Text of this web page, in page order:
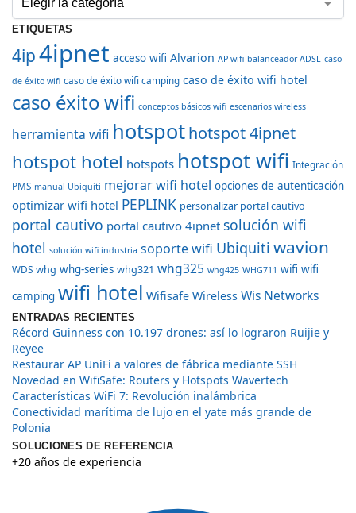
ETIQUETAS
4ip4ipnet acceso wifi Alvarion AP wifi balanceador ADSL caso
de éxito wifi caso de éxito wifi camping caso de éxito wifi hotel
caso éxito wifi conceptos básicos wifi escenarios wireless
herramienta wifi hotspothotspot 4ipnet
hotspot hotel hotspots hotspot wifi Integración
PMS manual Ubiquiti mejorar wifi hotel opciones de autenticación
optimizar wifi hotel PEPLINK personalizar portal cautivo
portal cautivo portal cautivo 4ipnet solución wifi
hotel solución wifi industria soporte wifi Ubiquiti wavion
WDS whg whg-series whg321 whg325 whg425 WHG711 wifi wifi
camping wifi hotel Wifisafe Wireless Wis Networks
ENTRADAS RECIENTES
Récord Guinness con 10.197 drones: así lo lograron Ruijie y
Reyee
Restaurar AP UniFi a valores de fábrica mediante SSH
Novedad en WifiSafe: Routers y Hotspots Wavertech
Características WiFi 7: Revolución inalámbrica
Conectividad marítima de lujo en el yate más grande de
Polonia
SOLUCIONES DE REFERENCIA
+20 años de experiencia